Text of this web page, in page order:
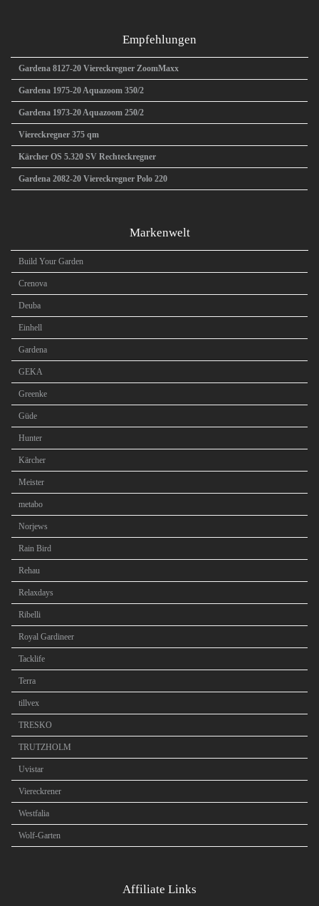
Empfehlungen
Gardena 8127-20 Viereckregner ZoomMaxx
Gardena 1975-20 Aquazoom 350/2
Gardena 1973-20 Aquazoom 250/2
Viereckregner 375 qm
Kärcher OS 5.320 SV Rechteckregner
Gardena 2082-20 Viereckregner Polo 220
Markenwelt
Build Your Garden
Crenova
Deuba
Einhell
Gardena
GEKA
Greenke
Güde
Hunter
Kärcher
Meister
metabo
Norjews
Rain Bird
Rehau
Relaxdays
Ribelli
Royal Gardineer
Tacklife
Terra
tillvex
TRESKO
TRUTZHOLM
Uvistar
Viereckrener
Westfalia
Wolf-Garten
Affiliate Links